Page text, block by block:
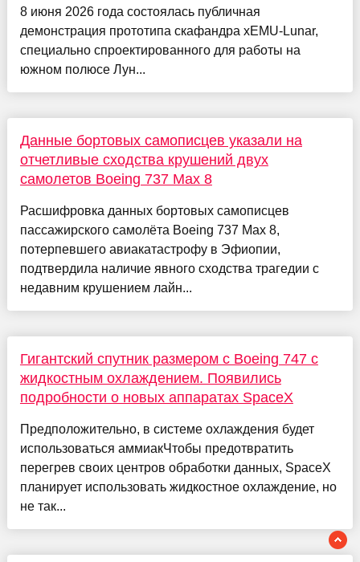
8 июня 2026 года состоялась публичная
демонстрация прототипа скафандра xEMU-Lunar,
специально спроектированного для работы на
южном полюсе Лун...
Данные бортовых самописцев указали на
отчетливые сходства крушений двух
самолетов Boeing 737 Max 8
Расшифровка данных бортовых самописцев
пассажирского самолёта Boeing 737 Max 8,
потерпевшего авиакатастрофу в Эфиопии,
подтвердила наличие явного сходства трагедии с
недавним крушением лайн...
Гигантский спутник размером с Boeing 747 с
жидкостным охлаждением. Появились
подробности о новых аппаратах SpaceX
Предположительно, в системе охлаждения будет
использоваться аммиакЧтобы предотвратить
перегрев своих центров обработки данных, SpaceX
планирует использовать жидкостное охлаждение, но
не так...